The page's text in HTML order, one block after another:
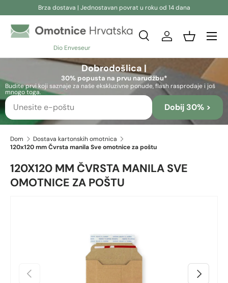
Brza dostava | Jednostavan povrat u roku od 14 dana
Dio Enveseur
Pretraživanje
Pretraživanje
Pretraživanje
PrijavaKošara
Dobrodošlica |
30% popusta na prvu narudžbu*
Budite prvi koji saznaje za naše ekskluzivne ponude, flash rasprodaje i još
mnogo toga.
Dobij 30% >
Dom
Dostava kartonskih omotnica
120x120 mm Čvrsta manila Sve omotnice za poštu
120X120 MM ČVRSTA MANILA SVE
OMOTNICE ZA POŠTU
Prethodno Sljedeći